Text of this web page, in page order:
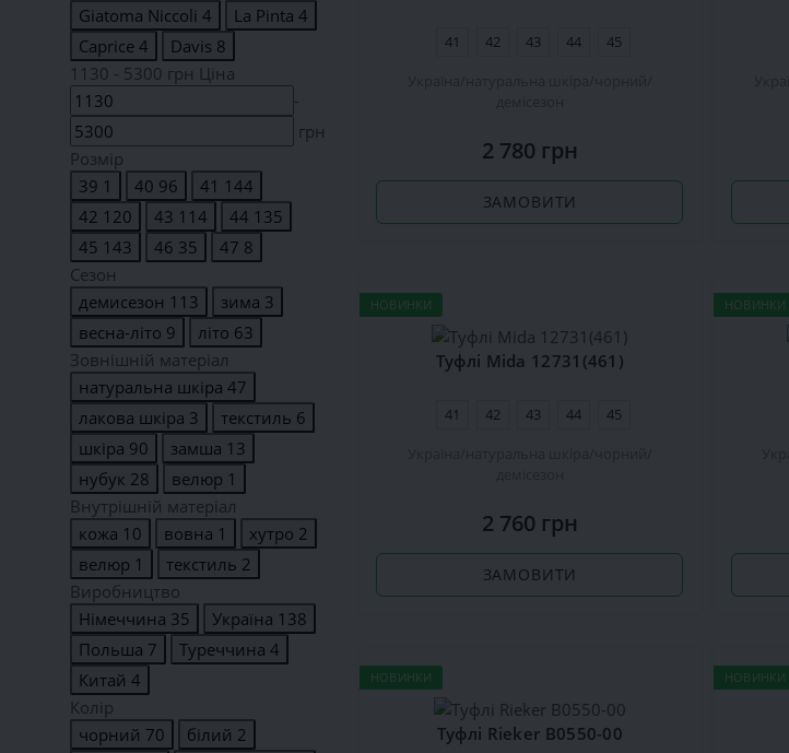
Giatoma Niccoli 4 La Pinta 4
Caprice 4 Davis 8
1130 - 5300 грн Ціна
-
грн
Розмiр
39 1 40 96 41 144
42 120 43 114 44 135
45 143 46 35 47 8
Сезон
демисезон 113 зима 3
весна-літо 9 літо 63
Зовнішній матеріал
натуральна шкіра 47
лакова шкіра 3 текстиль 6
шкіра 90 замша 13
нубук 28 велюр 1
Внутрішній матеріал
кожа 10 вовна 1 хутро 2
велюр 1 текстиль 2
Виробництво
Німеччина 35 Україна 138
Польша 7 Туреччина 4
Китай 4
Колір
чорний 70 білий 2
41 42 43 44
45
2 780 грн
ЗАМОВИТИ
НОВИНКИ
Туфлі Mida 12731(461)
41 42 43 44
45
2 760 грн
ЗАМОВИТИ
НОВИНКИ
НОВИНКИ
Туфлі Rieker B0550-00
НОВИНКИ